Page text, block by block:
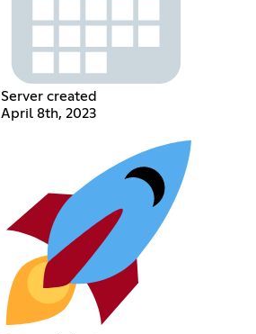
Server created
April 8th, 2023